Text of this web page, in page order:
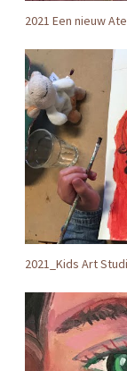
2021 Een nieuw
2021_Kids Art